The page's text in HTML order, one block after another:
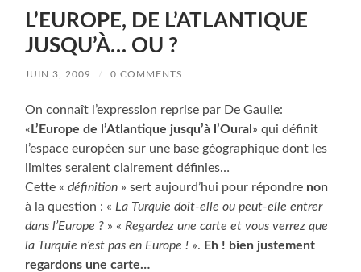
L’EUROPE, DE L’ATLANTIQUE
JUSQU’À… OU ?
JUIN 3, 2009 / 0 COMMENTS
On connaît l’expression reprise par De Gaulle:
«L’Europe de l’Atlantique jusqu’à l’Oural» qui définit
l’espace européen sur une base géographique dont les
limites seraient clairement définies…
Cette «définition » sert aujourd’hui pour répondre non
à la question : « La Turquie doit-elle ou peut-elle entrer
dans l’Europe ? » « Regardez une carte et vous verrez que
la Turquie n’est pas en Europe ! ». Eh ! bien justement
regardons une carte…